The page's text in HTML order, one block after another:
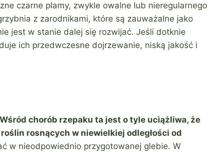
czarne plamy, zwykle owalne lub nieregularnego
z zarodnikami, które są zauważalne jako
jest w stanie dalej się rozwijać. Jeśli dotknie
ich przedwczesne dojrzewanie, niską jakość i
Wśród chorób rzepaku ta jest o tyle uciążliwa, że
rosnących w niewielkiej odległości od
w nieodpowiednio przygotowanej glebie. W